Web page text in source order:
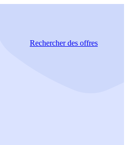
Rechercherdes offres